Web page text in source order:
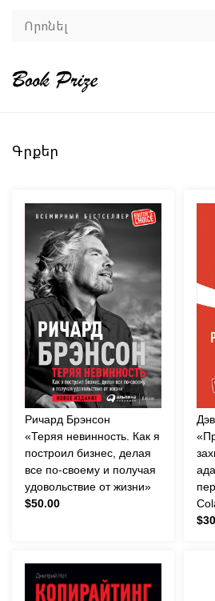
Գրքեր
Ричард Брэнсон
«Теряя невинность. Как я
построил бизнес, делая
все по-своему и получая
удовольствие от жизни»
$50.00